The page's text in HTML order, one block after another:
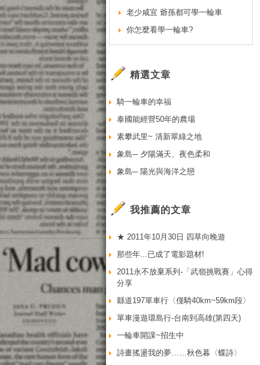
老少咸宜 爺孫都可學一輪車
你怎麼看學一輪車?
精選文章
騎一輪車的幸福
泰國能經營50年的農場
素攀武里~ 清新翠綠之地
象島─ 夕陽滿天、夜色柔和
象島─ 陽光與海洋之戀
我推薦的文章
★ 2011年10月30日 四草向晚遊
那些年...已成了電影題材!
2011永不放棄系列-「武嶺挑戰賽」心得
分享
縣道197單車行〈僅騎40km~59km段〉
單車漫遊環島行-台南到高雄(第四天)
一輪車開課~招生中
詩畫搖盪我的夢……秋色暮〈蝶詩〉